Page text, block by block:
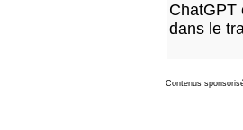
ChatGPT
dans le
Contenus